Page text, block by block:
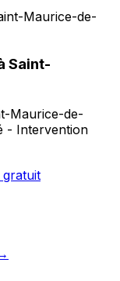
Maurice-de-
Saint-
Maurice-de-
- Intervention
gratuit